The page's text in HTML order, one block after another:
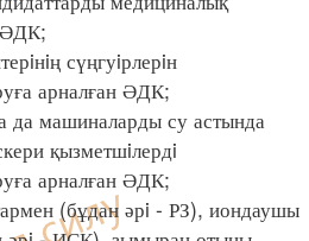
ӘДК;
сүңгуiрлерiн
арналған ӘДК;
машиналарды су астында
қызметшiлердi
арналған ӘДК;
(бұдан әрi - РЗ), иондаушы